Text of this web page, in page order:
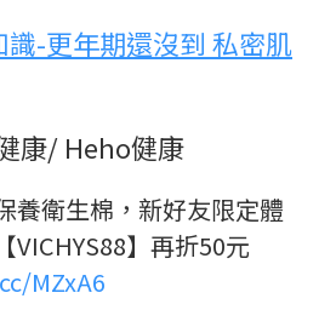
-更年期還沒到 私密肌
康/ Heho健康
養衛生棉，新好友限定體
VICHYS88】再折50元
MZxA6